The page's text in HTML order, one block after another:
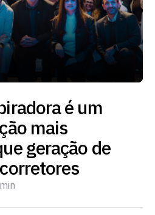
é um
mais
geração de